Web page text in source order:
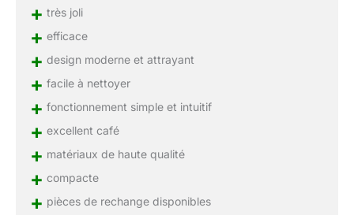
+ très joli
+ efficace
+ design moderne et attrayant
+ facile à nettoyer
+ fonctionnement simple et intuitif
+ excellent café
+ matériaux de haute qualité
+ compacte
+ pièces de rechange disponibles